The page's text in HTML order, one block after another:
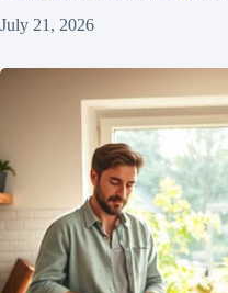
July 21, 2026